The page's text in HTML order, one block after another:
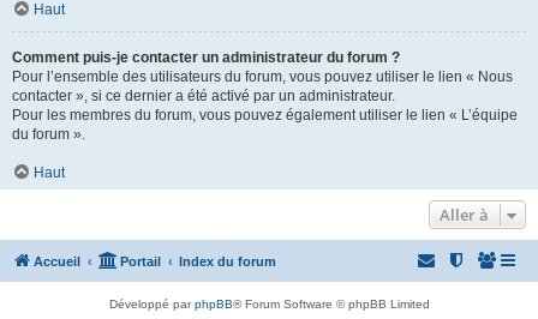
Haut
Comment puis-je contacter un administrateur du forum ?
Pour l’ensemble des utilisateurs du forum, vous pouvez utiliser le lien « Nous
contacter », si ce dernier a été activé par un administrateur.
Pour les membres du forum, vous pouvez également utiliser le lien « L’équipe
du forum ».
Haut
Aller à
Accueil Portail Index du forum
Développé parphpBB® Forum Software © phpBB Limited